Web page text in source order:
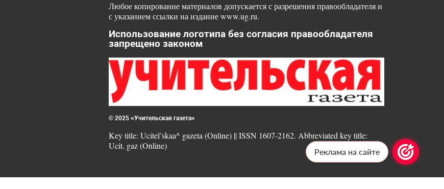
Любое копирование материалов допускается с разрешения правообладателя и
с указанием ссылки на издание www.ug.ru.
Использование логотипа без согласия правообладателя
запрещено законом
© 2025 «Учительская газета»
Key title: Ucitel’skaa^ gazeta (Online) || ISSN 1607-2162. Abbreviated key title:
Ucit. gaz (Online)
Реклама на сайте